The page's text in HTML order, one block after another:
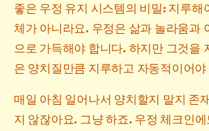
좋은 우정 유지 시스템의 비밀: 지루해
체가 아니라요. 우정은 삶과 놀라움과
으로 가득해야 합니다. 하지만 그것을
은 양치질만큼 지루하고 자동적이어야
매일 아침 일어나서 양치할지 말지 존
지 않잖아요. 그냥 하죠. 우정 체크인